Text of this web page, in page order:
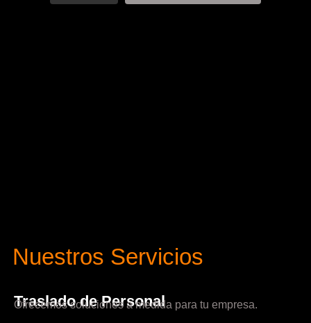
Nuestros Servicios
Traslado de Personal
Ofrecemos soluciones a medida para tu empresa.